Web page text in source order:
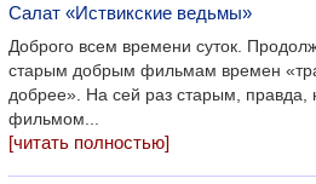
Салат «Иствикские ведьмы»
Доброго всем времени суток.
старым добрым фильмам времен
добрее». На сей раз старым,
фильмом...
[читать полностью]